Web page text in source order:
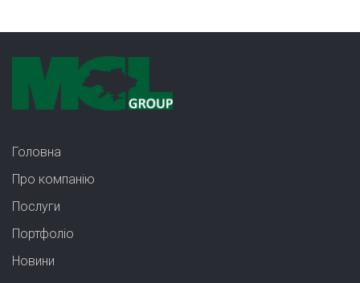
Головна
Про компанію
Послуги
Портфолiо
Новини